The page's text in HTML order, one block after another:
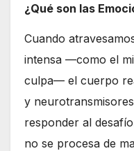
¿Qué son las
Cuando
intensa —como el
culpa— el cuerpo
y
responder al
no se procesa de